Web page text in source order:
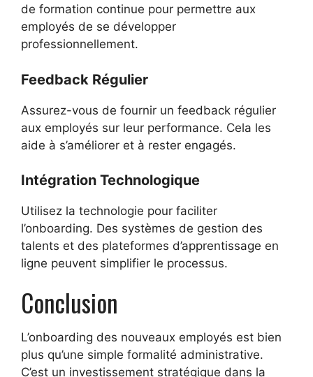
de formation continue pour permettre aux
employés de se développer
professionnellement.
Feedback Régulier
Assurez-vous de fournir un feedback régulier
aux employés sur leur performance. Cela les
aide à s’améliorer et à rester engagés.
Intégration Technologique
Utilisez la technologie pour faciliter
l’onboarding. Des systèmes de gestion des
talents et des plateformes d’apprentissage en
ligne peuvent simplifier le processus.
Conclusion
L’onboarding des nouveaux employés est bien
plus qu’une simple formalité administrative.
C’est un investissement stratégique dans la